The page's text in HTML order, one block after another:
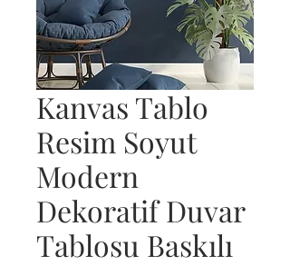
Kanvas Tablo
Resim Soyut
Modern
Dekoratif Duvar
Tablosu Baskılı